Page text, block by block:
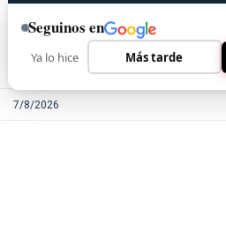
7/8/2026
Seguinos en
Ya lo hice Más tarde